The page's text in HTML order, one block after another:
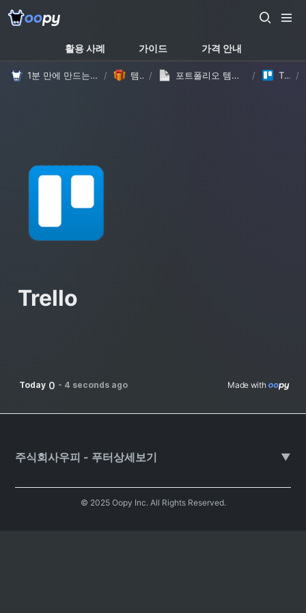
활용 사례 가이드 가격 안내
1분 만에 만드는 노션 웹사이트, 우피! / 템플릿 / 포트폴리오 템플릿 - 자체 제작 #1 (with Oopy) / Trello /
Trello
Today 0 - 4 seconds ago Made with
주식회사우피 - 푸터상세보기 ▼
© 2025 Oopy Inc. All Rights Reserved.